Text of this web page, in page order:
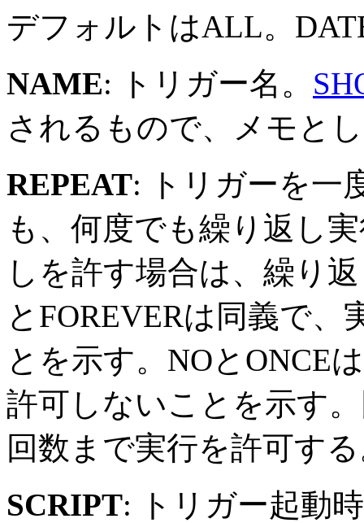
デフォルトはALL。
NAME: トリガー名。
されるもので、メモと
REPEAT: トリガーを一
も、何度でも繰り返し
しを許す場合は、繰り
とFOREVERは同義で
とを示す。NOとONCE
許可しないことを示す
回数まで実行を許可す
SCRIPT: トリガー起動